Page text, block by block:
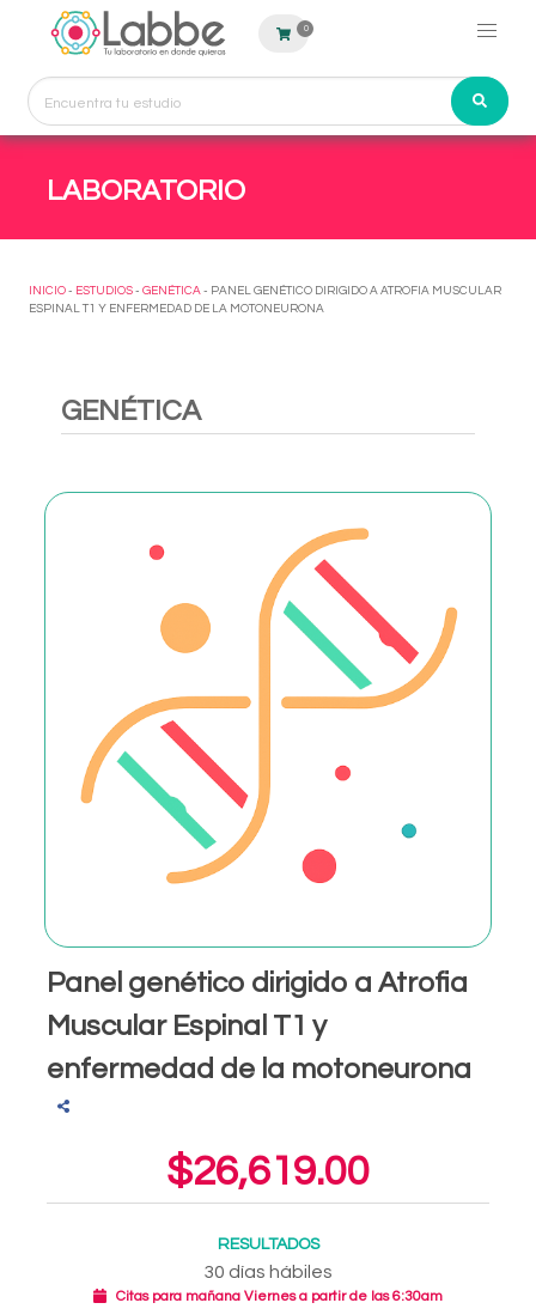
0
LABORATORIO
INICIO - ESTUDIOS - GENÉTICA - PANEL GENÉTICO DIRIGIDO A ATROFIA MUSCULAR
ESPINAL T1 Y ENFERMEDAD DE LA MOTONEURONA
GENÉTICA
Panel genético dirigido a Atrofia
Muscular Espinal T1 y
enfermedad de la motoneurona
$26,619.00
RESULTADOS
30 días hábiles
Citas para mañana Viernes a partir de las 6:30am